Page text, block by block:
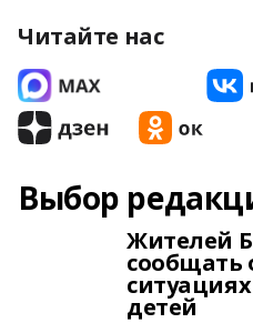
Читайте нас
Выбор
Жителей
сообщать
детей